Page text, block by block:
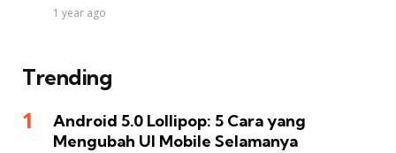
1 year ago
Trending
Android 5.0 Lollipop: 5 Cara yang
Mengubah UI Mobile Selamanya